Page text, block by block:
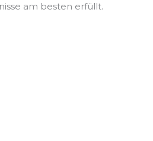
am besten erfüllt.